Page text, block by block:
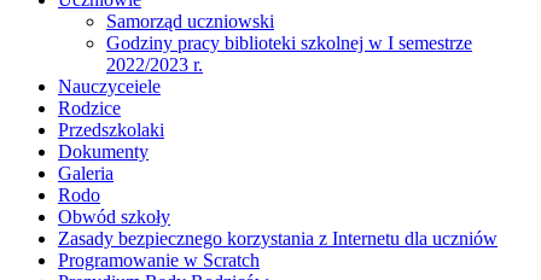
Samorząd uczniowski
Godziny pracy biblioteki szkolnej w I semestrze
2022/2023 r.
Nauczyceiele
Rodzice
Przedszkolaki
Dokumenty
Galeria
Rodo
Obwód szkoły
Zasady bezpiecznego korzystania z Internetu dla uczniów
Programowanie w Scratch